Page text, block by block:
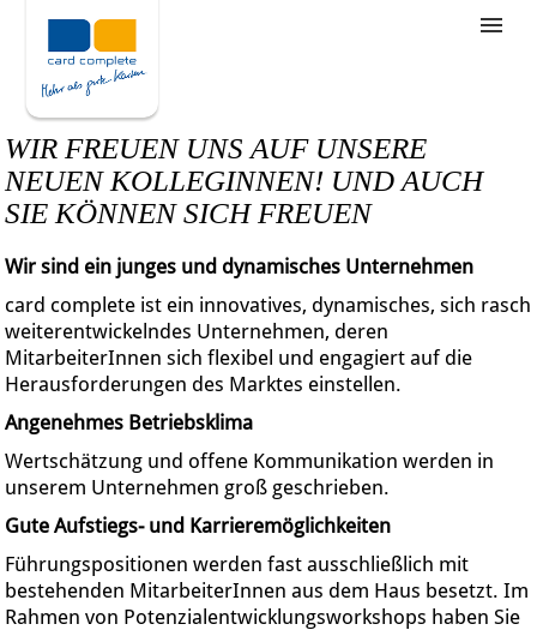
Stellenangebote
Unternehmensziele
Was wir bieten
Wie bewerbe ich mich
WIR FREUEN UNS AUF UNSERE
NEUEN KOLLEGINNEN! UND AUCH
SIE KÖNNEN SICH FREUEN
Wir sind ein junges und dynamisches Unternehmen
card complete ist ein innovatives, dynamisches, sich rasch
weiterentwickelndes Unternehmen, deren
MitarbeiterInnen sich flexibel und engagiert auf die
Herausforderungen des Marktes einstellen.
Angenehmes Betriebsklima
Wertschätzung und offene Kommunikation werden in
unserem Unternehmen groß geschrieben.
Gute Aufstiegs- und Karrieremöglichkeiten
Führungspositionen werden fast ausschließlich mit
bestehenden MitarbeiterInnen aus dem Haus besetzt. Im
Rahmen von Potenzialentwicklungsworkshops haben Sie